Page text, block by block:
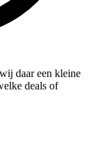
daar een kleine
deals of